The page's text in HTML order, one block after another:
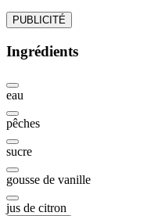
PUBLICITÉ
Ingrédients
eau
pêches
sucre
gousse de vanille
jus de citron